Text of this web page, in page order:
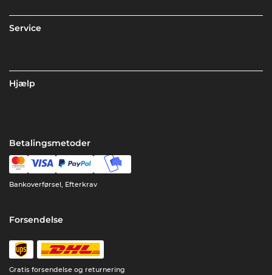
Service
Hjælp
Betalingsmetoder
Bankoverførsel, Efterkrav
Forsendelse
Gratis forsendelse og returnering